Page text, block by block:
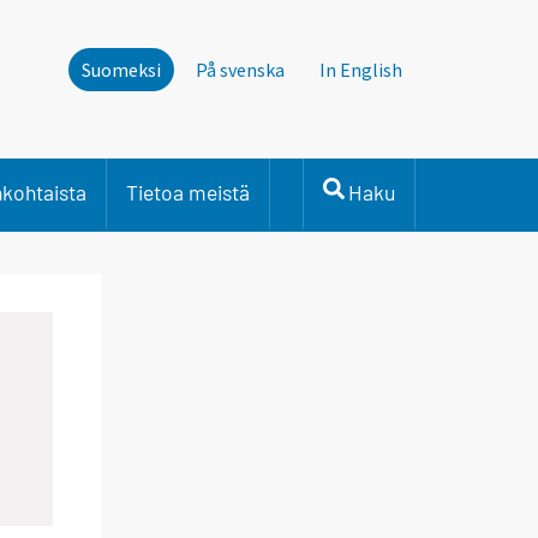
Suomeksi På svenska In English
Tietoa meistä Haku